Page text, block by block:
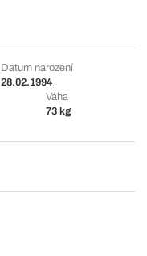
Datum narození
28.02.1994
Váha
73 kg